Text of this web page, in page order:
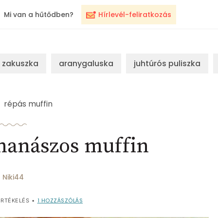
Hírlevél-feliratkozás
Mi van a hűtődben?
zakuszka aranygaluska juhtúrós puliszka
répás muffin
muffin
Niki44
• 1 HOZZÁSZÓLÁS